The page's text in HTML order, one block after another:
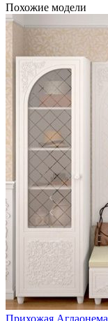
Похожие модели
Прихожая Аглаонема